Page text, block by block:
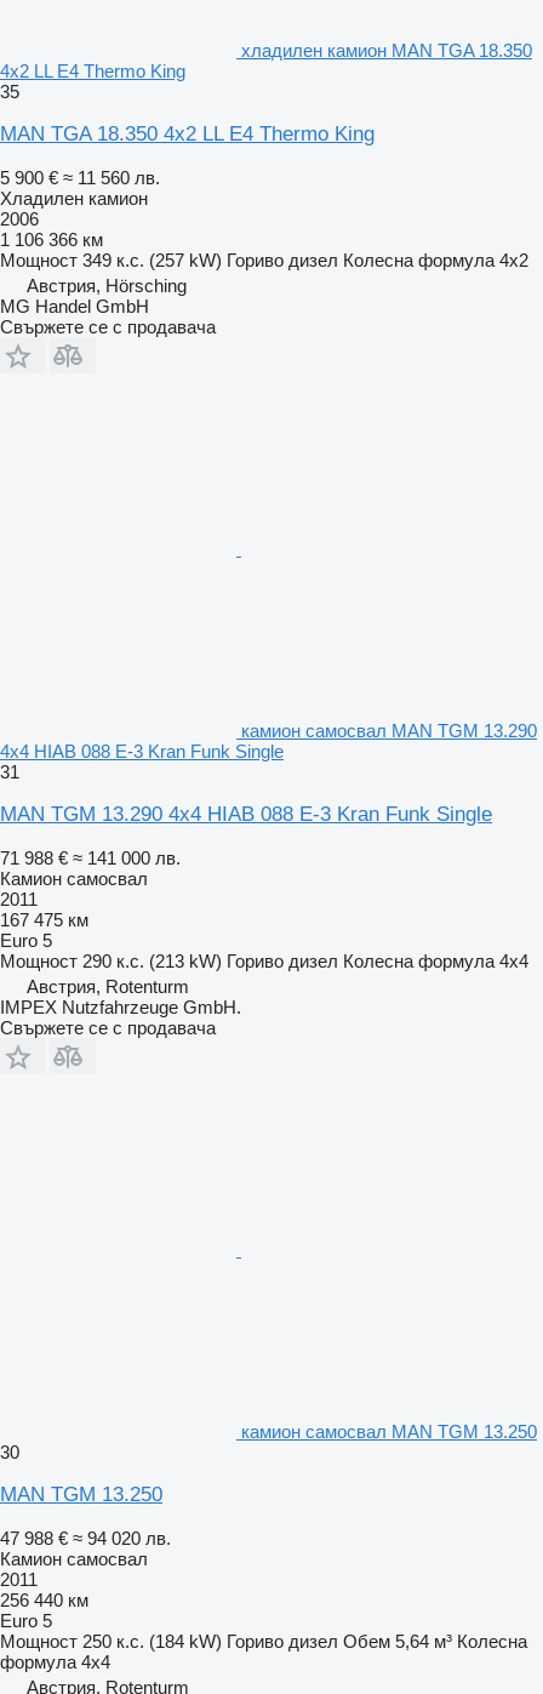
хладилен камион MAN TGA 18.350
4x2 LL E4 Thermo King
35
MAN TGA 18.350 4x2 LL E4 Thermo King
5 900 € ≈ 11 560 лв.
Хладилен камион
2006
1 106 366 км
Мощност 349 к.с. (257 kW) Гориво дизел Колесна формула 4x2
Австрия, Hörsching
MG Handel GmbH
Свържете се с продавача
камион самосвал MAN TGM 13.290
4x4 HIAB 088 E-3 Kran Funk Single
31
MAN TGM 13.290 4x4 HIAB 088 E-3 Kran Funk Single
71 988 € ≈ 141 000 лв.
Камион самосвал
2011
167 475 км
Euro 5
Мощност 290 к.с. (213 kW) Гориво дизел Колесна формула 4x4
Австрия, Rotenturm
IMPEX Nutzfahrzeuge GmbH.
Свържете се с продавача
камион самосвал MAN TGM 13.250
30
MAN TGM 13.250
47 988 € ≈ 94 020 лв.
Камион самосвал
2011
256 440 км
Euro 5
Мощност 250 к.с. (184 kW) Гориво дизел Обем 5,64 м³ Колесна
формула 4x4
Австрия, Rotenturm